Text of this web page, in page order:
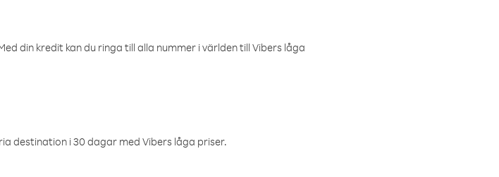
din kredit kan du ringa till alla nummer i världen till Vibers låga
destination i 30 dagar med Vibers låga priser.